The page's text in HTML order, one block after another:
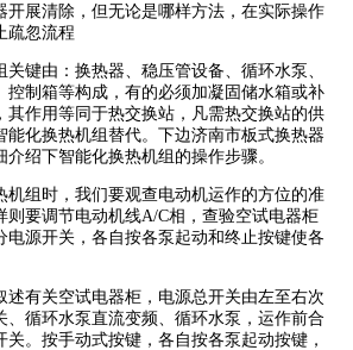
开展清除，但无论是哪样方法，在实际操作
疏忽流程
键由：换热器、稳压管设备、循环水泵、
控制箱等构成，有的必须加凝固储水箱或补
其作用等同于热交换站，凡需热交换站的供
能化换热机组替代。下边济南市板式换热器
绍下智能化换热机组的操作步骤。
机组时，我们要观查电动机运作的方位的准
则要调节电动机线A/C相，查验空试电器柜
电源开关，各自按各泵起动和终止按键使各
述有关空试电器柜，电源总开关由左至右次
、循环水泵直流变频、循环水泵，运作前合
关。按手动式按键，各自按各泵起动按键，